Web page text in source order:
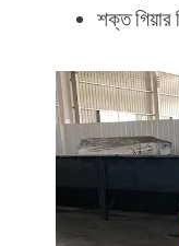
শক্ত গিয়ার